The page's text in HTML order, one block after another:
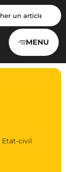
MENU
Etat-civil